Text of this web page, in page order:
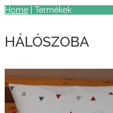
Home Termékek
HÁLÓSZOBA